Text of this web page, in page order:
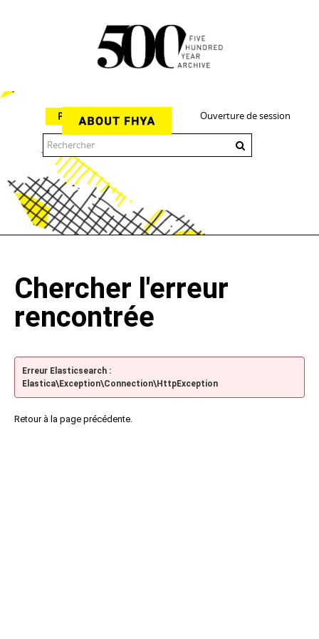
Ouverture de session
Parcourir
Chercher l'erreur
rencontrée
Erreur Elasticsearch :
Elastica\Exception\Connection\HttpException
Retour à la page précédente.